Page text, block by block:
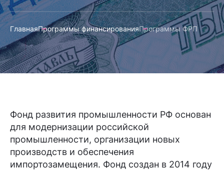
ГлавнаяПрограммы финансированияПрограммы ФРП
Фонд развития промышленности РФ основан
для модернизации российской
промышленности, организации новых
производств и обеспечения
импортозамещения. Фонд создан в 2014 году